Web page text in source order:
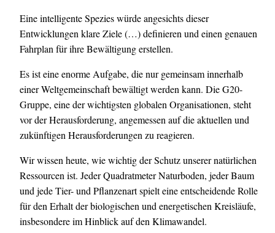
Eine intelligente Spezies würde angesichts dieser
Entwicklungen klare Ziele (…) definieren und einen genauen
Fahrplan für ihre Bewältigung erstellen.
Es ist eine enorme Aufgabe, die nur gemeinsam innerhalb
einer Weltgemeinschaft bewältigt werden kann. Die G20-
Gruppe, eine der wichtigsten globalen Organisationen, steht
vor der Herausforderung, angemessen auf die aktuellen und
zukünftigen Herausforderungen zu reagieren.
Wir wissen heute, wie wichtig der Schutz unserer natürlichen
Ressourcen ist. Jeder Quadratmeter Naturboden, jeder Baum
und jede Tier- und Pflanzenart spielt eine entscheidende Rolle
für den Erhalt der biologischen und energetischen Kreisläufe,
insbesondere im Hinblick auf den Klimawandel.